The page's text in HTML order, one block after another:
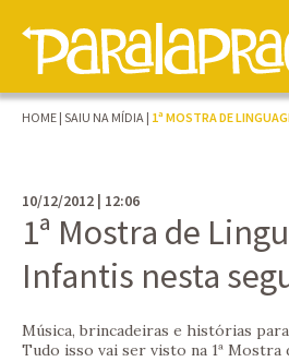
HOME | SAIU NA MÍDIA | 1ª MOSTRA DE
10/12/2012 | 12:06
1ª Mostra de
Infantis nesta
Música, brincadeiras e histórias
Tudo isso vai ser visto na 1ª Mostra